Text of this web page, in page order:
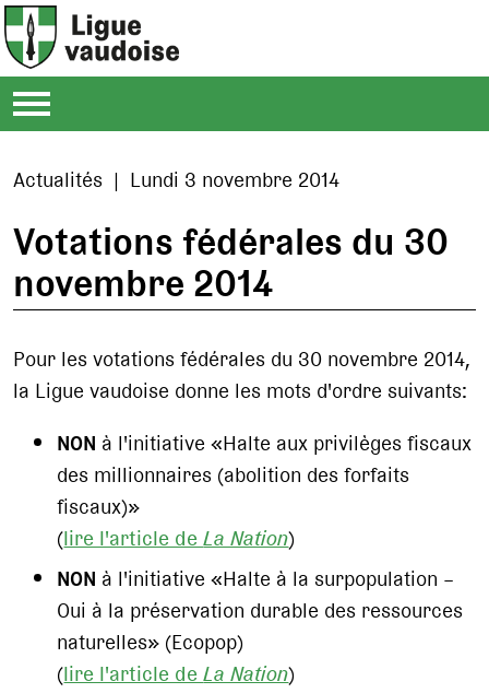
Actualités | Lundi 3 novembre 2014
Votations fédérales du 30
novembre 2014
Pour les votations fédérales du 30 novembre 2014,
la Ligue vaudoise donne les mots d'ordre suivants:
NON à l'initiative «Halte aux privilèges fiscaux
des millionnaires (abolition des forfaits
fiscaux)»
(lire l'article deLa Nation)
NON à l'initiative «Halte à la surpopulation –
Oui à la préservation durable des ressources
naturelles» (Ecopop)
(lire l'article deLa Nation)